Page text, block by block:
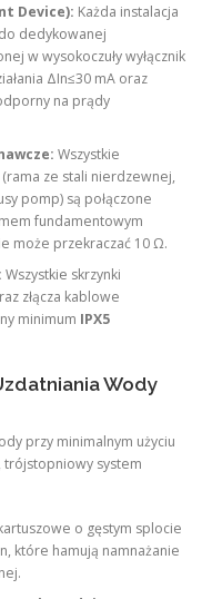
Device): Każda instalacja
dedykowanej
w wysokoczuły wyłącznik
ΔIn​≤30 mA oraz
na prądy
Wszystkie
ze stali nierdzewnej,
pomp) są połączone
fundamentowym
może przekraczać 10 Ω.
Wszystkie skrzynki
złącza kablowe
minimum IPX5
Wody
przy minimalnym użyciu
system
o gęstym splocie
które hamują namnażanie